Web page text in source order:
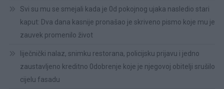
Svi su mu se smejali kada je 0d pokojnog ujaka nasledio stari
kaput: Dva dana kasnije pronašao je skriveno pismo koje mu je
zauvek promenilo život
liječnički nalaz, snimku restorana, policijsku prijavu i jedno
zaustavljeno kreditno 0dobrenje koje je njegovoj obitelji srušilo
cijelu fasadu